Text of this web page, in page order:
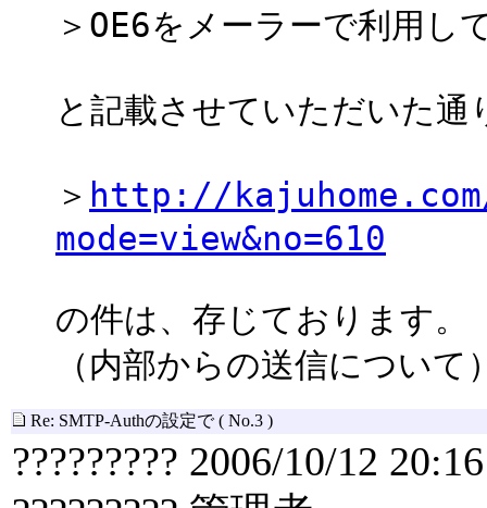
＞OE6をメーラーで利用し
と記載させていただいた通
＞ http://
mode=view&no=610
の件は、存じております。
（内部からの送信について
Re: SMTP-Authの設定で( No.3 )
????????? 2006/10/12 20:16